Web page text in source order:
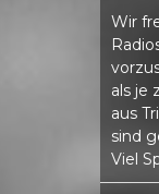
Wir
als je
aus
sind
Viel